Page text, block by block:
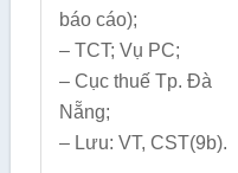
báo cáo);
– TCT; Vụ PC;
– Cục thuế Tp. Đà
Nẵng;
– Lưu: VT, CST(9b).